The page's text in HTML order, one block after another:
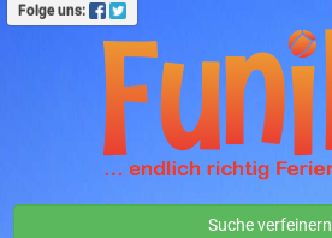
Folge uns:
Suche verfeinern